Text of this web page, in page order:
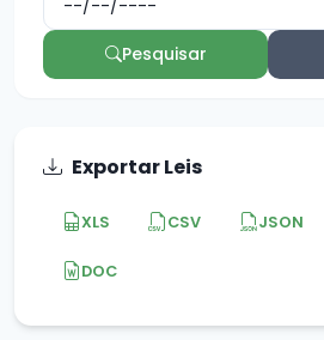
Pesquisar
Exportar Leis
XLS CSV JSON
DOC